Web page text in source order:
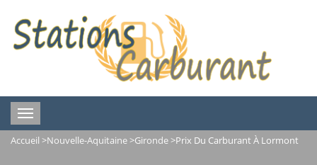
Toggle
navigation
Accueil >Nouvelle-Aquitaine>Gironde>Prix Du Carburant À Lormont